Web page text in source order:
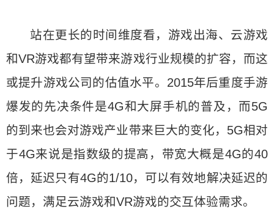
站在更长的时间维度看，游戏出海、云游戏
和VR游戏都有望带来游戏行业规模的扩容，而这
或提升游戏公司的估值水平。2015年后重度手游
爆发的先决条件是4G和大屏手机的普及，而5G
的到来也会对游戏产业带来巨大的变化，5G相对
于4G来说是指数级的提高，带宽大概是4G的40
倍，延迟只有4G的1/10，可以有效地解决延迟的
问题，满足云游戏和VR游戏的交互体验需求。